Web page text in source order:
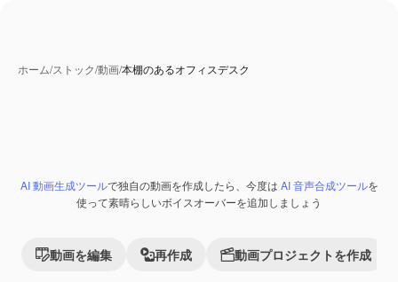
ホーム/ストック/動画/本棚のあるオフィスデスク
AI 動画生成ツールで独自の動画を作成したら、今度は AI 音声合成ツールを
使って素晴らしいボイスオーバーを追加しましょう
動画を編集 再作成 動画プロジェクトを作成